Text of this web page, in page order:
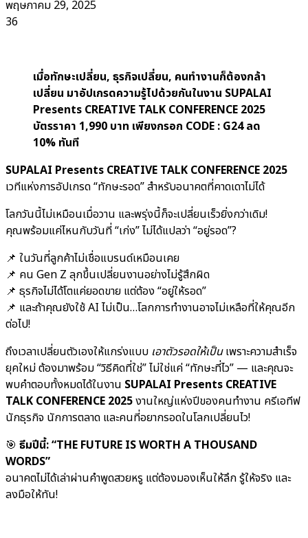
พฤษภาคม 29, 2025
36
เมื่อทักษะเปลี่ยน, ธุรกิจเปลี่ยน, คนทำงานก็ต้องกล้า
เปลี่ยน มาอัปเกรดความรู้ไปด้วยกันในงาน SUPALAI
Presents CREATIVE TALK CONFERENCE 2025
บัตรราคา 1,990 บาท เพียงกรอก CODE : G24 ลด
10% ทันที
SUPALAI Presents CREATIVE TALK CONFERENCE 2025
เวทีแห่งการอัปเกรด “ทักษะรอด” สำหรับอนาคตที่คาดเดาไม่ได้
โลกวันนี้ไม่เหมือนเมื่อวาน และพรุ่งนี้ก็จะเปลี่ยนเร็วยิ่งกว่าเดิม!
คุณพร้อมแค่ไหนกับวันที่ “เก่ง” ไม่ได้แปลว่า “อยู่รอด”?
📌 ในวันที่ลูกค้าไม่เชื่อแบรนด์เหมือนเคย
📌 คน Gen Z ลุกขึ้นเปลี่ยนงานอย่างไม่รู้สึกผิด
📌 ธุรกิจไม่ได้โตแค่ยอดขาย แต่ต้อง “อยู่ให้รอด”
📌 และถ้าคุณยังใช้ AI ไม่เป็น…โลกการทำงานอาจไม่เหลือที่ให้คุณอีก
ต่อไป!
ถึงเวลาเปลี่ยนตัวเองให้แกร่งแบบ เอาตัวรอดให้เป็นเพราะความสำเร็จ
ยุคใหม่ ต้องมาพร้อม “วิธีคิดที่ใช่” ไม่ใช่แค่ “ทักษะที่ไว” — และคุณจะ
พบคำตอบทั้งหมดได้ในงาน SUPALAI Presents CREATIVE
TALK CONFERENCE 2025งานใหญ่แห่งปีของคนทำงาน ครีเอทีฟ
นักธุรกิจ นักการตลาด และคนที่อยากรอดในโลกเปลี่ยนไว!
🎯 ธีมปีนี้: “THE FUTURE IS WORTH A THOUSAND
WORDS”
อนาคตไม่ได้เล่าผ่านคำพูดสวยหรู แต่ต้องมองเห็นให้ลึก รู้ให้จริง และ
ลงมือให้ทัน!